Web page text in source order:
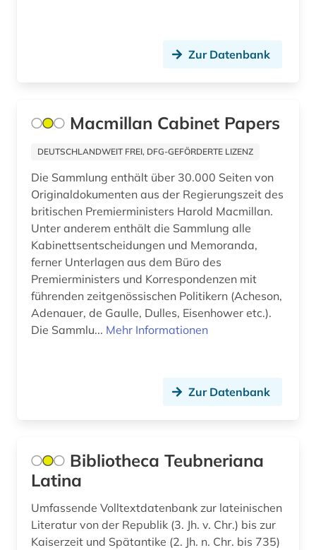
dessau (1)
deutscher idealismus (1)
deutschland (43)
deutschland (ddr) (2)
deutschland (ddr). ministerium für
staatssicherheit (1)
deutschland (gebiet unter alliierter besatzung,
sowjetische zone) (1)
deutschland. bundesrat (1)
deutschland. deutscher bundestag (1)
digitalisat (3)
digitalisierung (6)
Zur Datenbank
Macmillan Cabinet Papers
DEUTSCHLANDWEIT FREI, DFG-GEFÖRDERTE LIZENZ
Die Sammlung enthält über 30.000 Seiten von
Originaldokumenten aus der Regierungszeit des
britischen Premierministers Harold Macmillan.
Unter anderem enthält die Sammlung alle
Kabinettsentscheidungen und Memoranda,
ferner Unterlagen aus dem Büro des
Premierministers und Korrespondenzen mit
führenden zeitgenössischen Politikern (Acheson,
Adenauer, de Gaulle, Dulles, Eisenhower etc.).
Die Sammlu... Mehr Informationen
Zur Datenbank
Bibliotheca Teubneriana
Latina
Umfassende Volltextdatenbank zur lateinischen
Literatur von der Republik (3. Jh. v. Chr.) bis zur
Kaiserzeit und Spätantike (2. Jh. n. Chr. bis 735)